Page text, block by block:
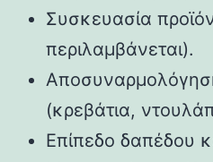
Συσκευασία
περιλαμβάνεται).
(κρεβάτια,
Επίπεδο δαπέδου